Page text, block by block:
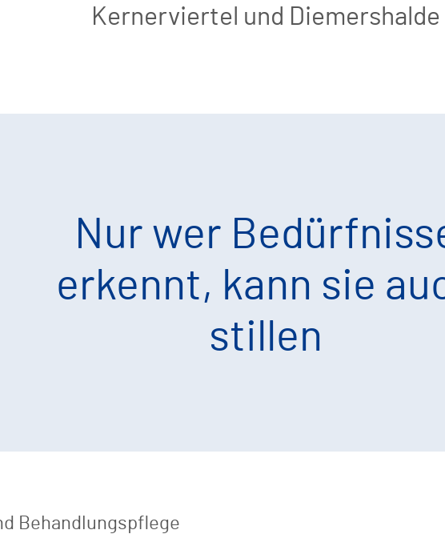
Kernerviertel und Diemershalde
Nur wer
erkennt, kann sie
stillen
Behandlungspflege